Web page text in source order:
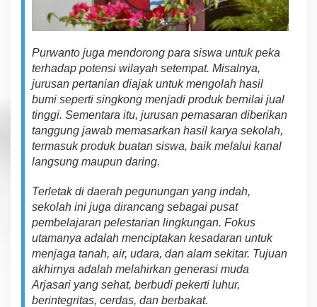
Purwanto juga mendorong para siswa untukpeka
terhadap potensi wilayah setempat. Misalnya,
jurusan pertanian diajak untukmengolah hasil
bumi seperti singkong menjadi produk bernilai jual
tinggi. Sementara itu, jurusan pemasaran diberikan
tanggung jawab memasarkan hasil karya sekolah,
termasuk produkbuatan siswa, baikmelalui kanal
langsung maupun daring.
Terletakdi daerah pegunungan yang indah,
sekolah ini juga dirancang sebagai pusat
pembelajaran pelestarian lingkungan. Fokus
utamanya adalah menciptakan kesadaran untuk
menjaga tanah, air, udara, dan alam sekitar. Tujuan
akhirnya adalah melahirkan generasi muda
Arjasari yang sehat, berbudi pekerti luhur,
berintegritas, cerdas, dan berbakat.